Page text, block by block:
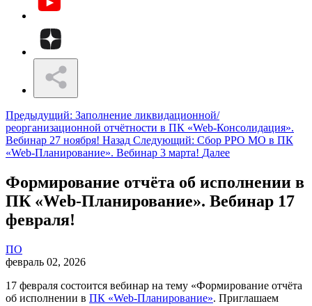
Предыдущий: Заполнение ликвидационной/
реорганизационной отчётности в ПК «Web-Консолидация».
Вебинар 27 ноября! Назад Следующий: Сбор РРО МО в ПК
«Web-Планирование». Вебинар 3 марта! Далее
Формирование отчёта об исполнении в
ПК «Web-Планирование». Вебинар 17
февраля!
ПО
февраль 02, 2026
17 февраля состоится вебинар на тему «Формирование отчёта
об исполнении в ПК «Web-Планирование». Приглашаем